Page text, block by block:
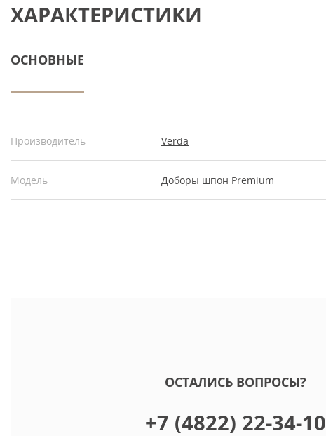
ХАРАКТЕРИСТИКИ
ОСНОВНЫЕ
Производитель Verda
Модель Доборы шпон Premium
ОСТАЛИСЬ ВОПРОСЫ?
+7 (4822) 22-34-10